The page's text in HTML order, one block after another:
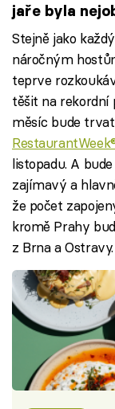
jaře byla
Stejně jako
náročným
teprve
těšit na rekordní
měsíc bude
listopadu. A
zajímavý a
že počet
kromě Prahy
z Brna a Ostravy.